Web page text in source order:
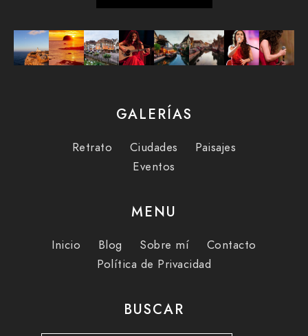
GALERÍAS
Retrato Ciudades
Paisajes
Eventos
MENU
Inicio Blog Sobre mí
Contacto
Política de Privacidad
BUSCAR